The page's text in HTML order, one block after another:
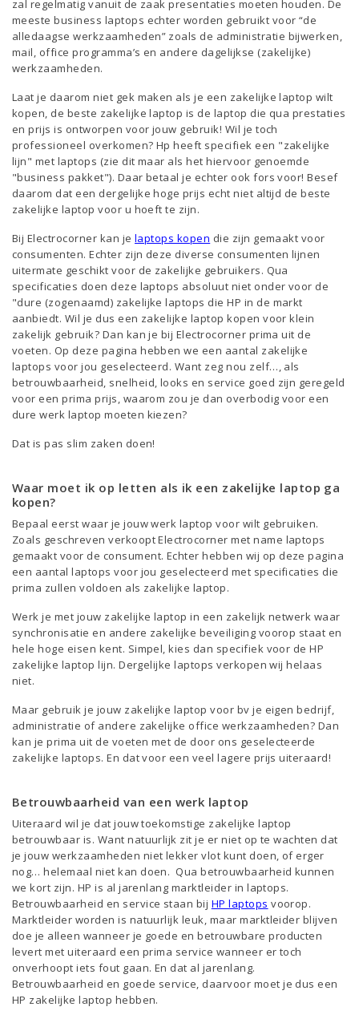
zal regelmatig vanuit de zaak presentaties moeten houden. De
meeste business laptops echter worden gebruikt voor “de
alledaagse werkzaamheden” zoals de administratie bijwerken,
mail, office programma’s en andere dagelijkse (zakelijke)
werkzaamheden.
Laat je daarom niet gek maken als je een zakelijke laptop wilt
kopen, de beste zakelijke laptop is de laptop die qua prestaties
en prijs is ontworpen voor jouw gebruik! Wil je toch
professioneel overkomen? Hp heeft specifiek een "zakelijke
lijn" met laptops (zie dit maar als het hiervoor genoemde
"business pakket"). Daar betaal je echter ook fors voor! Besef
daarom dat een dergelijke hoge prijs echt niet altijd de beste
zakelijke laptop voor u hoeft te zijn.
Bij Electrocorner kan je laptops kopen die zijn gemaakt voor
consumenten. Echter zijn deze diverse consumenten lijnen
uitermate geschikt voor de zakelijke gebruikers. Qua
specificaties doen deze laptops absoluut niet onder voor de
"dure (zogenaamd) zakelijke laptops die HP in de markt
aanbiedt. Wil je dus een zakelijke laptop kopen voor klein
zakelijk gebruik? Dan kan je bij Electrocorner prima uit de
voeten. Op deze pagina hebben we een aantal zakelijke
laptops voor jou geselecteerd. Want zeg nou zelf…, als
betrouwbaarheid, snelheid, looks en service goed zijn geregeld
voor een prima prijs, waarom zou je dan overbodig voor een
dure werk laptop moeten kiezen?
Dat is pas slim zaken doen!
Waar moet ik op letten als ik een zakelijke laptop ga
kopen?
Bepaal eerst waar je jouw werk laptop voor wilt gebruiken.
Zoals geschreven verkoopt Electrocorner met name laptops
gemaakt voor de consument. Echter hebben wij op deze pagina
een aantal laptops voor jou geselecteerd met specificaties die
prima zullen voldoen als zakelijke laptop.
Werk je met jouw zakelijke laptop in een zakelijk netwerk waar
synchronisatie en andere zakelijke beveiliging voorop staat en
hele hoge eisen kent. Simpel, kies dan specifiek voor de HP
zakelijke laptop lijn. Dergelijke laptops verkopen wij helaas
niet.
Maar gebruik je jouw zakelijke laptop voor bv je eigen bedrijf,
administratie of andere zakelijke office werkzaamheden? Dan
kan je prima uit de voeten met de door ons geselecteerde
zakelijke laptops. En dat voor een veel lagere prijs uiteraard!
Betrouwbaarheid van een werk laptop
Uiteraard wil je dat jouw toekomstige zakelijke laptop
betrouwbaar is. Want natuurlijk zit je er niet op te wachten dat
je jouw werkzaamheden niet lekker vlot kunt doen, of erger
nog… helemaal niet kan doen. Qua betrouwbaarheid kunnen
we kort zijn. HP is al jarenlang marktleider in laptops.
Betrouwbaarheid en service staan bij HP laptops voorop.
Marktleider worden is natuurlijk leuk, maar marktleider blijven
doe je alleen wanneer je goede en betrouwbare producten
levert met uiteraard een prima service wanneer er toch
onverhoopt iets fout gaan. En dat al jarenlang.
Betrouwbaarheid en goede service, daarvoor moet je dus een
HP zakelijke laptop hebben.